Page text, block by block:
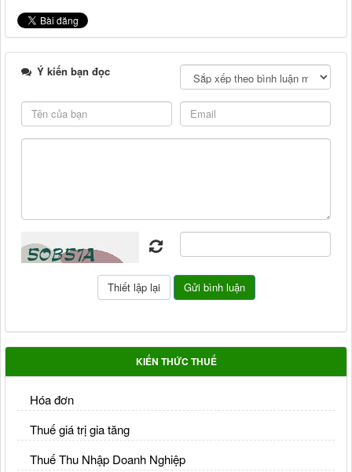
Ý kiến bạn đọc
KIẾN THỨC THUẾ
Hóa đơn
Thuế giá trị gia tăng
Thuế Thu Nhập Doanh Nghiệp